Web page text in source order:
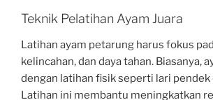
Teknik Pelatihan Ayam Juara
Latihan ayam petarung harus fokus
kelincahan, dan daya tahan. Biasanya,
dengan latihan fisik seperti lari
Latihan ini membantu meningkatkan